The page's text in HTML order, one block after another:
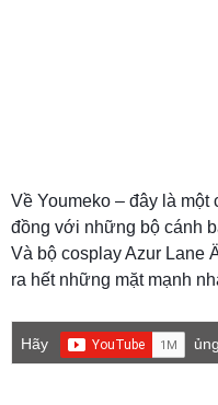
Về Youmeko – đây là
đồng với những bộ cánh
Và bộ cosplay Azur Lane
ra hết những mặt mạnh
Hãy